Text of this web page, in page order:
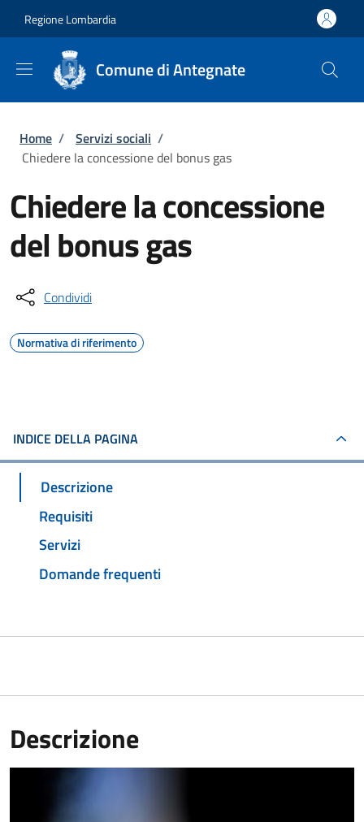
Regione Lombardia
Comune di Antegnate
Briciole di pane
Home / Servizi sociali /
Chiedere la concessione del bonus gas
Chiedere la concessione
del bonus gas
Condividi
Normativa di riferimento
INDICE DELLA PAGINA
Descrizione
Requisiti
Servizi
Domande frequenti
Descrizione